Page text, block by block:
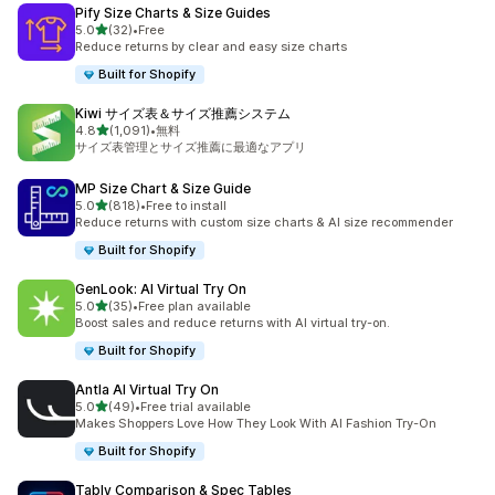
Pify Size Charts & Size Guides
5.05つ星中
(32)
合計レビュー数：32件
•Free
Reduce returns by clear and easy size charts
Built for Shopify
Kiwi サイズ表＆サイズ推薦システム
4.85つ星中
(1,091)
合計レビュー数：1091件
•無料
サイズ表管理とサイズ推薦に最適なアプリ
MP Size Chart & Size Guide
5.05つ星中
(818)
合計レビュー数：818件
•Free to install
Reduce returns with custom size charts & AI size recommender
Built for Shopify
GenLook: AI Virtual Try On
5.05つ星中
(35)
合計レビュー数：35件
•Free plan available
Boost sales and reduce returns with AI virtual try-on.
Built for Shopify
Antla AI Virtual Try On
5.05つ星中
(49)
合計レビュー数：49件
•Free trial available
Makes Shoppers Love How They Look With AI Fashion Try-On
Built for Shopify
Tably Comparison & Spec Tables